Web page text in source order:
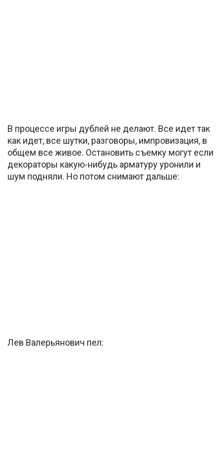
В процессе игры дублей не делают. Все идет так
как идет, все шутки, разговоры, импровизация, в
общем все живое. Остановить съемку могут если
декораторы какую-нибудь арматуру уронили и
шум подняли. Но потом снимают дальше:
Лев Валерьянович пел: